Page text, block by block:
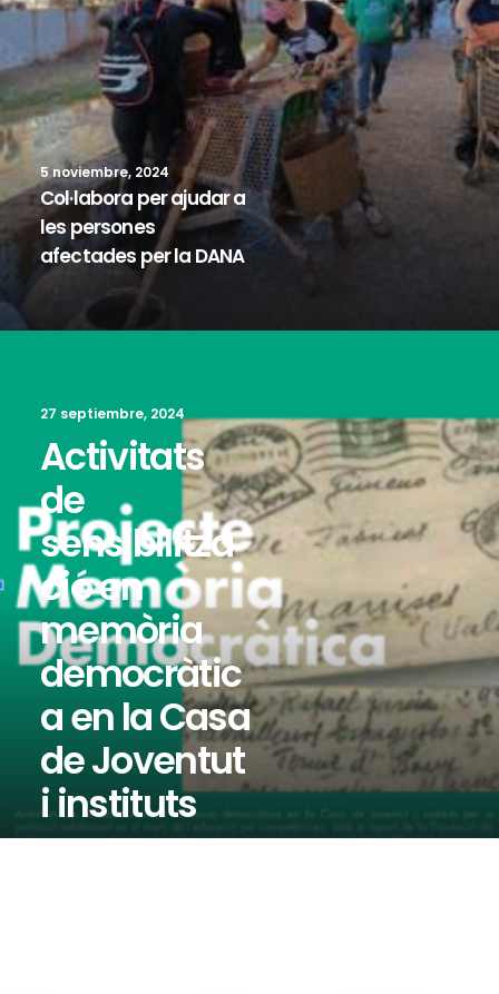
5 noviembre, 2024
Col·labora per ajudar a
les persones
afectades per la DANA
27 septiembre, 2024
Activitats
de
sensibilitza
ció en
memòria
democràtic
a en la Casa
de Joventut
i instituts
per a